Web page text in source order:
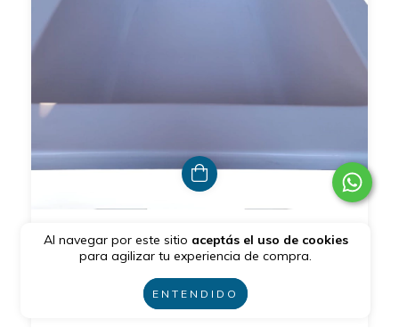
Al navegar por este sitio aceptás el uso de cookies
para agilizar tu experiencia de compra.
ENTENDIDO
Bañera Max Minimalista de 150x70x55 Cm
Acrílico sanitario
$530.000,00$1.060.000,00
cuotas sin interés de $176.666,67